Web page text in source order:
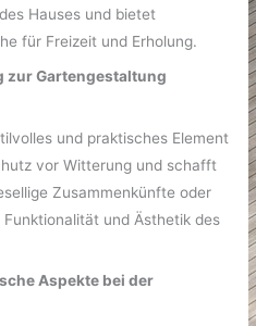
Hauses und bietet
für Freizeit und Erholung.
zur Gartengestaltung
und praktisches Element
vor Witterung und schafft
Zusammenkünfte oder
und Ästhetik des
Aspekte bei der